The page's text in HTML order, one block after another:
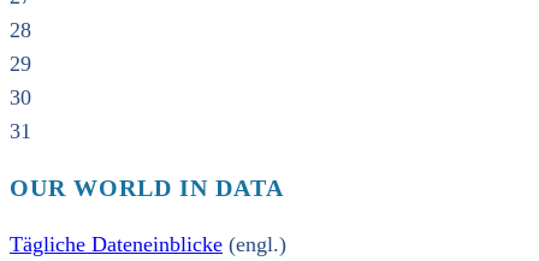
28
29
30
31
OUR WORLD IN DATA
Tägliche Dateneinblicke (engl.)